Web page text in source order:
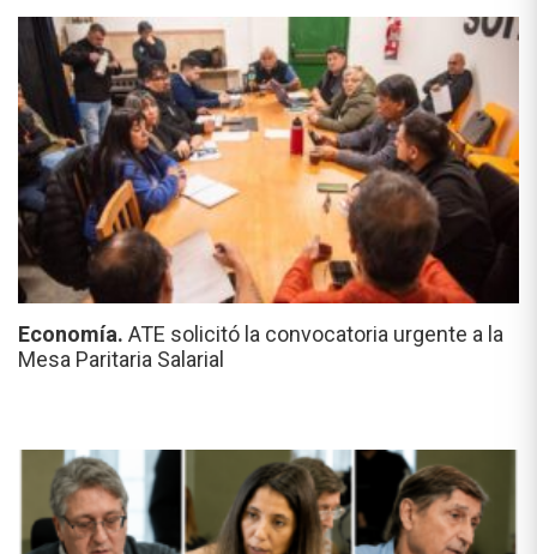
Economía. ATE solicitó la convocatoria urgente a la
Mesa Paritaria Salarial